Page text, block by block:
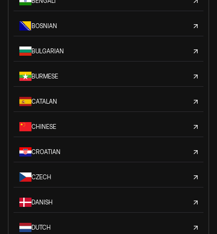
BOSNIAN
BULGARIAN
BURMESE
CATALAN
CHINESE
CROATIAN
CZECH
DANISH
DUTCH